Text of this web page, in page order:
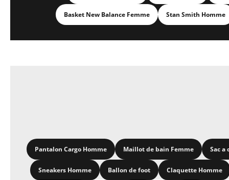
Basket New Balance Femme Stan Smith Homme
Pantalon Cargo Homme Maillot de bain Femme Sac a
Sneakers Homme Ballon de foot Claquette Homme